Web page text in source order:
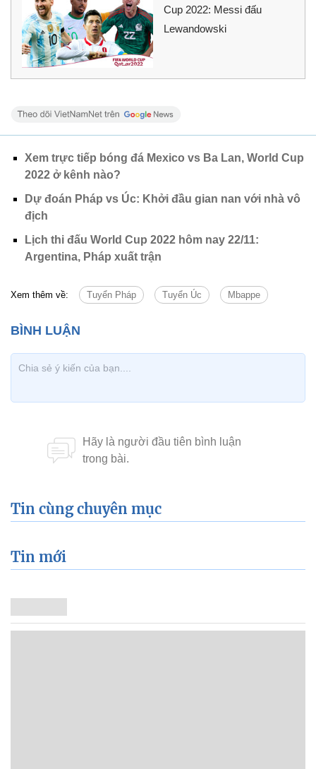
Cup 2022: Messi đấu
Lewandowski
Xem trực tiếp bóng đá Mexico vs Ba Lan, World Cup
2022 ở kênh nào?
Dự đoán Pháp vs Úc: Khởi đầu gian nan với nhà vô
địch
Lịch thi đấu World Cup 2022 hôm nay 22/11:
Argentina, Pháp xuất trận
Xem thêm về: Tuyển Pháp Tuyển Úc Mbappe
Tin cùng chuyên mục
Tin mới